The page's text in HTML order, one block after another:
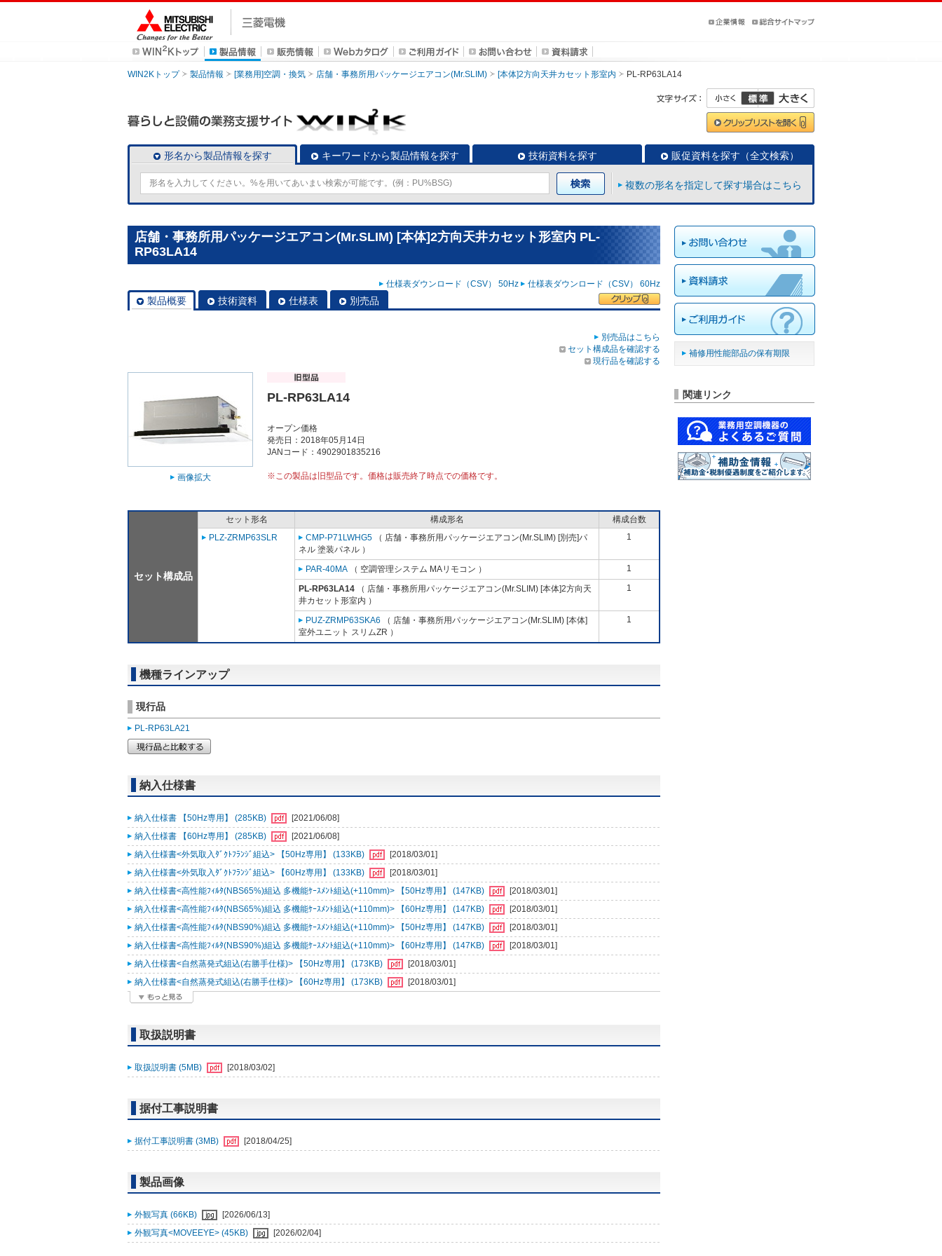
WIN2Kトップ 製品情報 [業務用]空調・換気 店舗・事務所用パッケージエアコン(Mr.SLIM) [本体]2方向天井カセット形室内 PL-RP63LA14
形名から製品情報を探す キーワードから製品情報を探す 技術資料を探す 販促資料を探す（全文検索）
複数の形名を指定して探す場合はこちら
店舗・事務所用パッケージエアコン(Mr.SLIM) [本体]2方向天井カセット形室内 PL-
RP63LA14
仕様表ダウンロード（CSV） 50Hz 仕様表ダウンロード（CSV） 60Hz
製品概要 技術資料 仕様表 別売品
別売品はこちら
セット構成品を確認する
現行品を確認する
画像拡大
PL-RP63LA14
オープン価格
発売日：2018年05月14日
JANコード：4902901835216
※この製品は旧型品です。価格は販売終了時点での価格です。
セット構成品
セット形名 構成形名
構成台数
PLZ-ZRMP63SLR
CMP-P71LWHG5 （ 店舗・事務所用パッケージエアコン(Mr.SLIM) [別売]パ
ネル 塗装パネル ）
1
PAR-40MA （ 空調管理システム MAリモコン ） 1
PL-RP63LA14 （ 店舗・事務所用パッケージエアコン(Mr.SLIM) [本体]2方向天
井カセット形室内 ）
1
PUZ-ZRMP63SKA6 （ 店舗・事務所用パッケージエアコン(Mr.SLIM) [本体]
室外ユニット スリムZR ）
1
機種ラインアップ
現行品
PL-RP63LA21
納入仕様書
納入仕様書 【50Hz専用】 (285KB)
[2021/06/08]
納入仕様書 【60Hz専用】 (285KB)
[2021/06/08]
納入仕様書<外気取入ﾀﾞｸﾄﾌﾗﾝｼﾞ組込> 【50Hz専用】 (133KB)
[2018/03/01]
納入仕様書<外気取入ﾀﾞｸﾄﾌﾗﾝｼﾞ組込> 【60Hz専用】 (133KB)
[2018/03/01]
納入仕様書<高性能ﾌｨﾙﾀ(NBS65%)組込 多機能ｹｰｽﾒﾝﾄ組込(+110mm)> 【50Hz専用】 (147KB)
[2018/03/01]
納入仕様書<高性能ﾌｨﾙﾀ(NBS65%)組込 多機能ｹｰｽﾒﾝﾄ組込(+110mm)> 【60Hz専用】 (147KB)
[2018/03/01]
納入仕様書<高性能ﾌｨﾙﾀ(NBS90%)組込 多機能ｹｰｽﾒﾝﾄ組込(+110mm)> 【50Hz専用】 (147KB)
[2018/03/01]
納入仕様書<高性能ﾌｨﾙﾀ(NBS90%)組込 多機能ｹｰｽﾒﾝﾄ組込(+110mm)> 【60Hz専用】 (147KB)
[2018/03/01]
納入仕様書<自然蒸発式組込(右勝手仕様)> 【50Hz専用】 (173KB)
[2018/03/01]
納入仕様書<自然蒸発式組込(右勝手仕様)> 【60Hz専用】 (173KB)
[2018/03/01]
取扱説明書
取扱説明書 (5MB) [2018/03/02]
据付工事説明書
据付工事説明書 (3MB) [2018/04/25]
製品画像
外観写真 (66KB)
[2026/06/13]
外観写真<MOVEEYE> (45KB)
[2026/02/04]
補修用性能部品の保有期限
関連リンク